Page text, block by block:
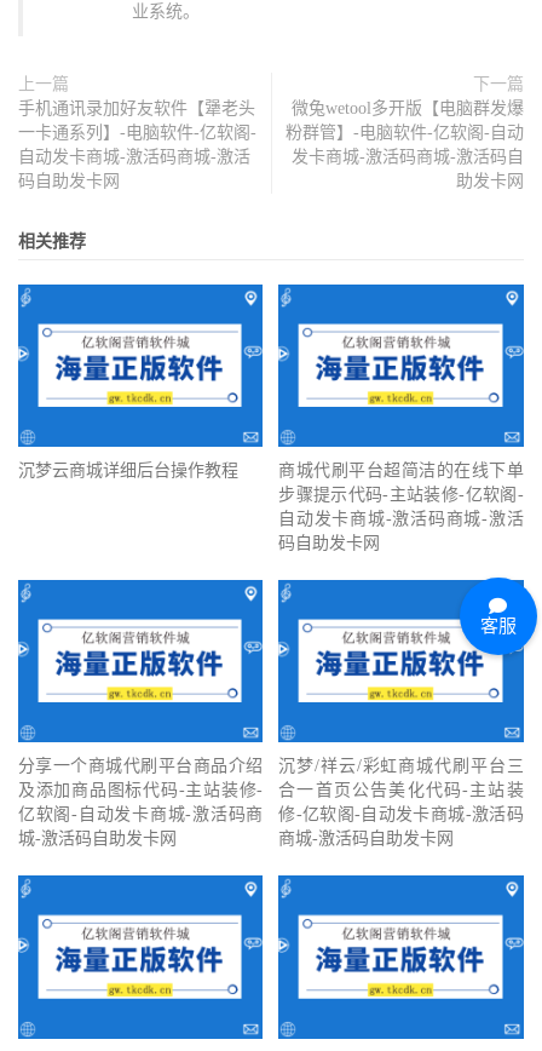
业系统。
上一篇
手机通讯录加好友软件【犟老头
一卡通系列】-电脑软件-亿软阁-
自动发卡商城-激活码商城-激活
码自助发卡网
下一篇
微兔wetool多开版【电脑群发爆
粉群管】-电脑软件-亿软阁-自动
发卡商城-激活码商城-激活码自
助发卡网
相关推荐
沉梦云商城详细后台操作教程
商城代刷平台超简洁的在线下单
步骤提示代码-主站装修-亿软阁-
自动发卡商城-激活码商城-激活
码自助发卡网
分享一个商城代刷平台商品介绍
及添加商品图标代码-主站装修-
亿软阁-自动发卡商城-激活码商
城-激活码自助发卡网
沉梦/祥云/彩虹商城代刷平台三
合一首页公告美化代码-主站装
修-亿软阁-自动发卡商城-激活码
商城-激活码自助发卡网
客服